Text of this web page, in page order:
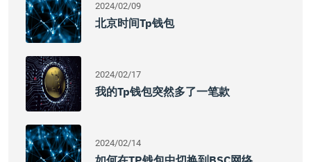
2024/02/09
北京时间tp钱包
2024/02/17
我的tp钱包突然多了一笔款
2024/02/14